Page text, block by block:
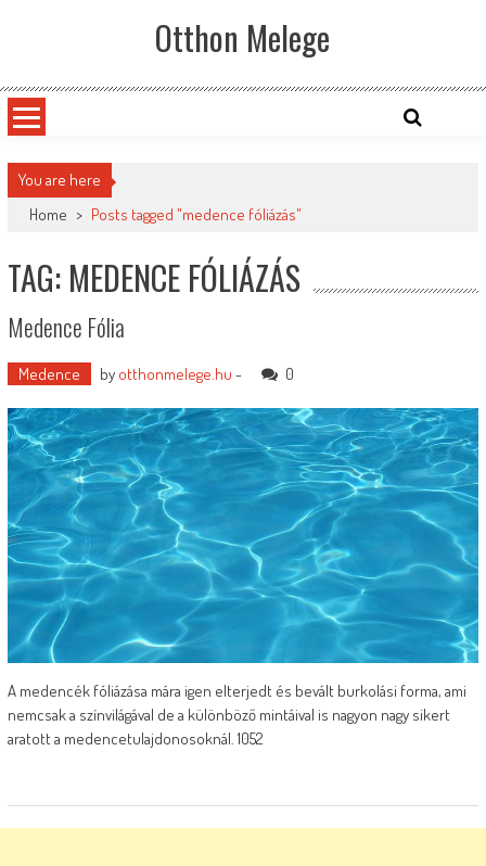
Otthon Melege
You are here
Home > Posts tagged "medence fóliázás"
TAG: MEDENCE FÓLIÁZÁS
Medence Fólia
Medence by otthonmelege.hu - 0
A medencék fóliázása mára igen elterjedt és bevált burkolási forma, ami
nemcsak a színvilágával de a különböző mintáival is nagyon nagy sikert
aratott a medencetulajdonosoknál. 1052